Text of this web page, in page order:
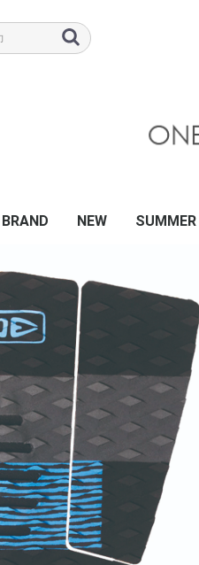
BRAND
TLS
クス
リア
OCEAN&EARTH
VERTRA
ESSENCE BOARDS
CARVE EYE WEAR
FAMOUS
MRS PALMERS
PHIX DOCTOR
IPANEMA｜GRENDHA
VIVA SANDALS
FINSOUT
PROTECK FINS
DMC FIN
WAX MAT
DEEPAXX
ELMAR
SURF SKATE
OB FIVE
SRS/その他
SRS SK8
RESTUBE
CAP
TAHE | SIC
SHARK BANZ
JELLYS GUARD
JLJ FLOATING VEST
RELIFE LIFE JACKET
HOT CAPSULE
DVD書籍
AQUA MARINA
STREAM TRAIL
QUIKSILVER
ROXY
NEW SUMMER
日焼け
ヘアケア